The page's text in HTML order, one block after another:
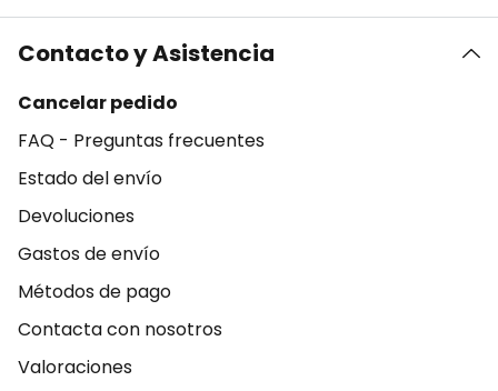
Contacto y Asistencia
Cancelar pedido
FAQ - Preguntas frecuentes
Estado del envío
Devoluciones
Gastos de envío
Métodos de pago
Contacta con nosotros
Valoraciones